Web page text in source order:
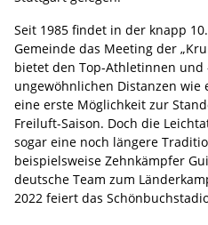
Seit 1985 findet in der knapp
Gemeinde das Meeting der
bietet den Top-Athletinnen und
ungewöhnlichen Distanzen wie
eine erste Möglichkeit zur
Freiluft-Saison. Doch die
sogar eine noch längere
beispielsweise Zehnkämpfer
deutsche Team zum
2022 feiert das